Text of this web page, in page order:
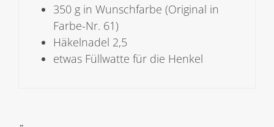
350 g in Wunschfarbe (Original in
Farbe-Nr. 61)
Häkelnadel 2,5
etwas Füllwatte für die Henkel